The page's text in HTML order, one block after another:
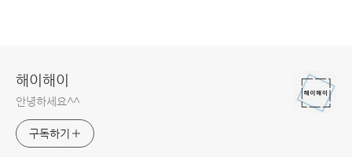
해이해이
안녕하세요^^
구독하기